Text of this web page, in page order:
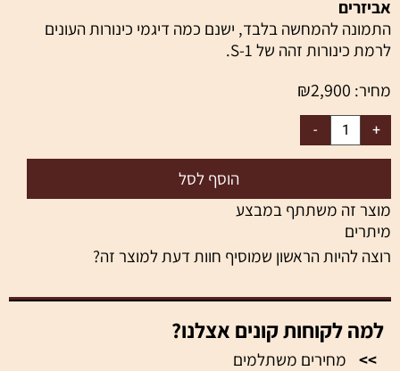
אביזרים
התמונה להמחשה בלבד, ישנם כמה דיגמי כינורות העונים
לרמת כינורות זהה של S-1.
מחיר:
₪2,900
הוסף לסל
מוצר זה משתתף במבצע
מיתרים
רוצה להיות הראשון שמוסיף חוות דעת למוצר זה?
למה לקוחות קונים אצלנו?
>>
מחירים משתלמים